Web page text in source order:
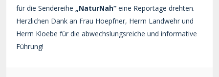
für die Sendereihe„NaturNah“ eine Reportage drehten.
Herzlichen Dank an Frau Hoepfner, Herrn Landwehr und
Herrn Kloebe für die abwechslungsreiche und informative
Führung!